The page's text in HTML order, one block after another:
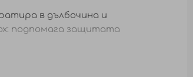
в дълбочина и
подпомага защитата